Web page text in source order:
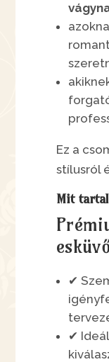
Ez a
stílusról
Mit
✔
✔